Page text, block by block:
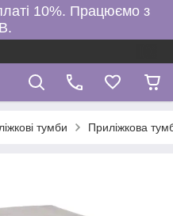
10%. Працюємо з
тумби Приліжкова